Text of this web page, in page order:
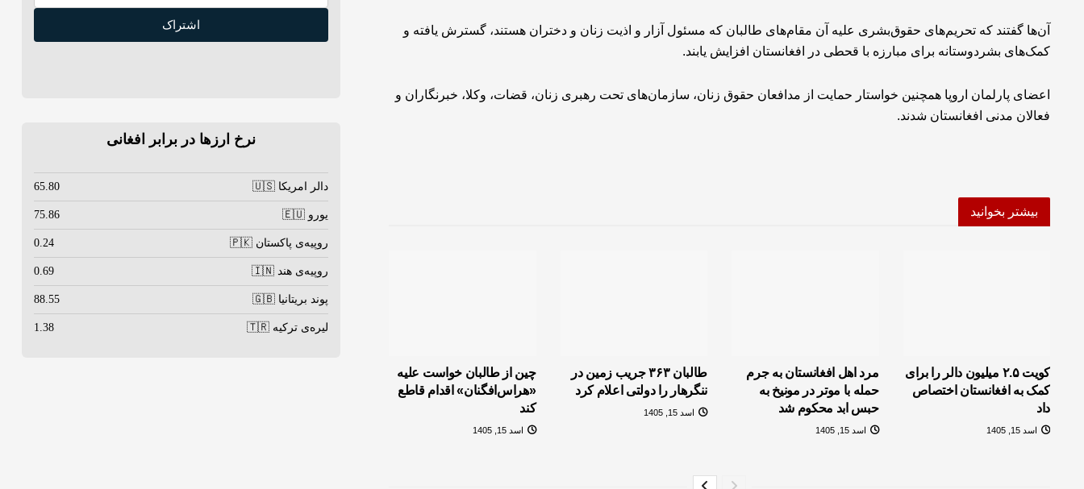
آن‌ها گفتند که تحریم‌های حقوق‌بشری علیه آن مقام‌های طالبان که مسئول آزار و اذیت زنان و دختران هستند، گسترش یافته و
کمک‌های بشردوستانه برای مبارزه با قحطی در افغانستان افزایش یابند.
اعضای پارلمان اروپا همچنین خواستار حمایت از مدافعان حقوق زنان، سازمان‌های تحت رهبری زنان، قضات، وکلا، خبرنگاران و
فعالان مدنی افغانستان شدند.
بیشتر بخوانید
کویت ۲.۵ میلیون دالر را برای
کمک به افغانستان اختصاص
داد
اسد 15, 1405
مرد اهل افغانستان به جرم
حمله‌ با موتر در مونیخ به
حبس ابد محکوم شد
اسد 15, 1405
طالبان ۳۶۳ جریب زمین در
ننگرهار را دولتی اعلام کرد
اسد 15, 1405
چین از طالبان خواست علیه
«هراس‌افگنان» اقدام قاطع
کند
اسد 15, 1405
اشتراک
نرخ ارزها در برابر افغانی
دالر امریکا 🇺🇸 65.80
یورو 🇪🇺 75.86
روپیه‌ی پاکستان 🇵🇰 0.24
روپیه‌ی هند 🇮🇳 0.69
پوند بریتانیا 🇬🇧 88.55
لیره‌ی ترکیه 🇹🇷 1.38